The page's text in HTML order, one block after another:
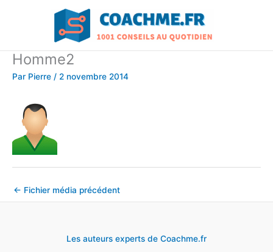
Homme2
Par Pierre / 2 novembre 2014
← Fichier média précédent
Les auteurs experts de Coachme.fr